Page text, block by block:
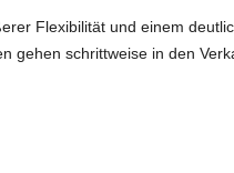
Flexibilität und einem
gehen schrittweise in den